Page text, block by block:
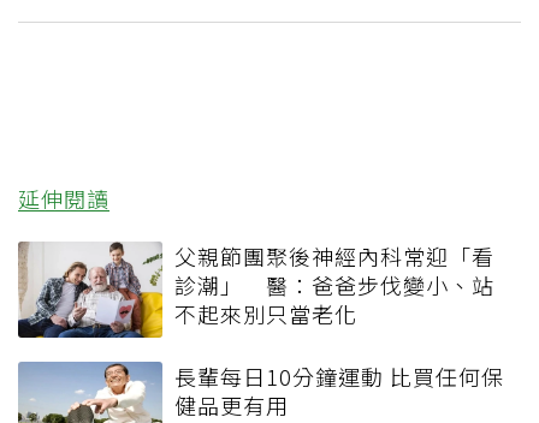
延伸閱讀
父親節團聚後神經內科常迎「看
診潮」 醫：爸爸步伐變小、站
不起來別只當老化
長輩每日10分鐘運動 比買任何保
健品更有用